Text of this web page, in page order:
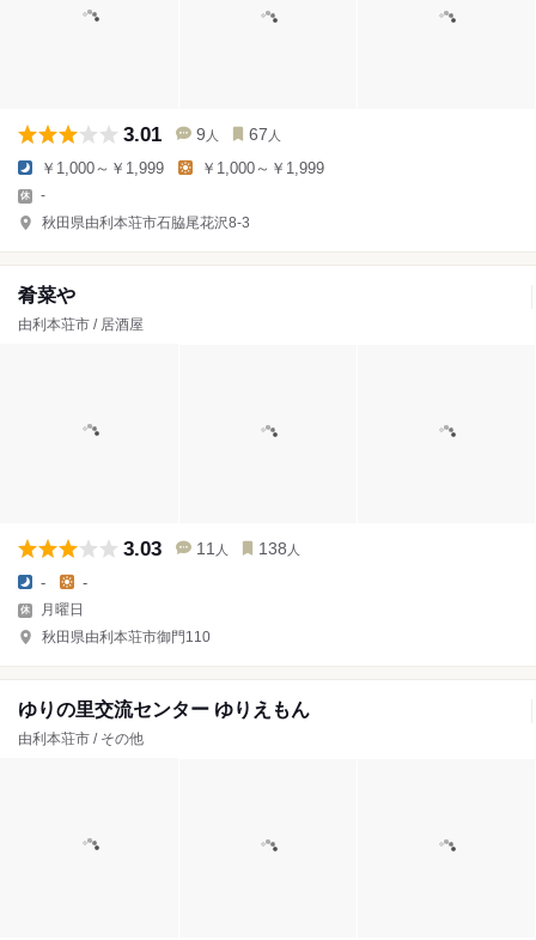
3.01 9 人 67 人
￥1,000～￥1,999 ￥1,000～￥1,999
-
秋田県由利本荘市石脇尾花沢8-3
肴菜や
由利本荘市 / 居酒屋
3.03 11 人 138 人
- -
月曜日
秋田県由利本荘市御門110
ゆりの里交流センター ゆりえもん
由利本荘市 / その他